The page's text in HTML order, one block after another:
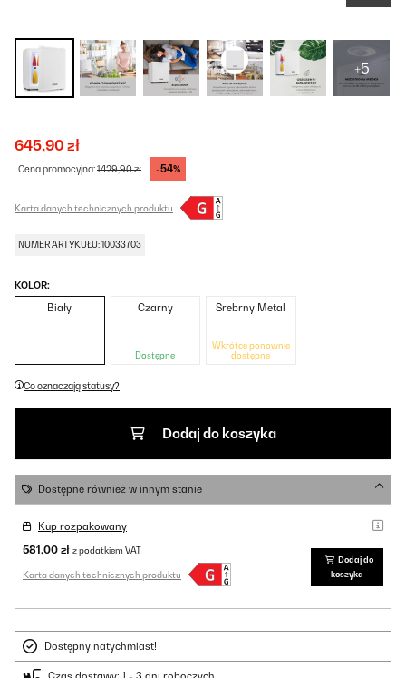
+5
645,90 zł
Cena promocyjna:1429,90 zł -54%
Karta danych technicznych produktu
NUMER ARTYKUŁU: 10033703
KOLOR:
Biały Czarny
Dostępne
Srebrny Metal
Wkrótce ponownie
dostępne
Co oznaczają statusy?
Dodaj do koszyka
Dostępne również w innym stanie
Kup rozpakowany
581,00 zł z podatkiem VAT
Karta danych technicznych produktu
Dodaj do
koszyka
Dostępny natychmiast!